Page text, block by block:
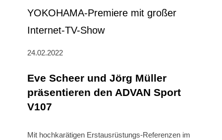
YOKOHAMA-Premiere mit großer
Internet-TV-Show
24.02.2022
Eve Scheer und Jörg Müller
präsentieren den ADVAN Sport
V107
Mit hochkarätigen Erstausrüstungs-Referenzen im